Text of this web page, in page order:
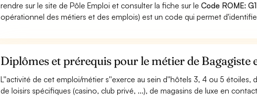
rendre sur le site de Pôle Emploi et consulter la fiche sur leCode ROME:
opérationnel des métiers et des emplois) est un code qui permet
Diplômes et prérequis pour le métier de Bagagiste
L''activité de cet emploi/métier s''exerce au sein d''hôtels 3, 4 ou 5 étoiles,
de loisirs spécifiques (casino, club privé, ...), de magasins de luxe en